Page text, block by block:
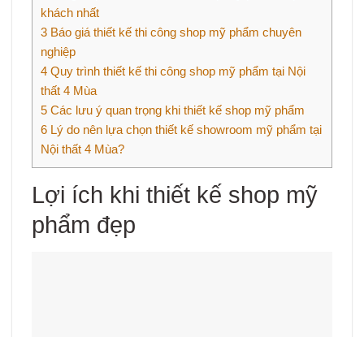
khách nhất
3 Báo giá thiết kế thi công shop mỹ phẩm chuyên
nghiệp
4 Quy trình thiết kế thi công shop mỹ phẩm tại Nội
thất 4 Mùa
5 Các lưu ý quan trọng khi thiết kế shop mỹ phẩm
6 Lý do nên lựa chọn thiết kế showroom mỹ phẩm tại
Nội thất 4 Mùa?
Lợi ích khi thiết kế shop mỹ
phẩm đẹp